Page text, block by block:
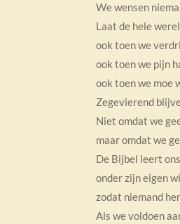
We wensen
Laat de hele
ook toen we
ook toen we pijn
ook toen we moe
Zegevierend
Niet omdat we
maar omdat we
De Bijbel leert
onder zijn eigen
zodat niemand
Als we voldoen